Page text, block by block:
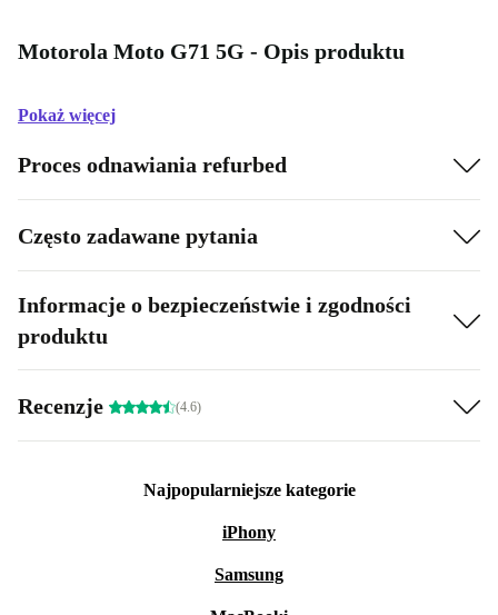
Motorola Moto G71 5G - Opis produktu
Pokaż więcej
Proces odnawiania refurbed
Często zadawane pytania
Informacje o bezpieczeństwie i zgodności
produktu
Recenzje (4.6)
Najpopularniejsze kategorie
iPhony
Samsung